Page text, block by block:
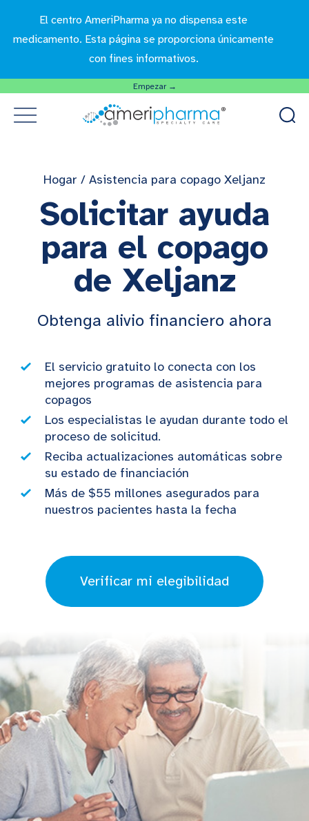
El centro AmeriPharma ya no dispensa este
medicamento. Esta página se proporciona únicamente
con fines informativos.
Empezar →
Hogar / Asistencia para copago Xeljanz
Solicitar ayuda
para el copago
de Xeljanz
Obtenga alivio financiero ahora
El servicio gratuito lo conecta con los
mejores programas de asistencia para
copagos
Los especialistas le ayudan durante todo el
proceso de solicitud.
Reciba actualizaciones automáticas sobre
su estado de financiación
Más de $55 millones asegurados para
nuestros pacientes hasta la fecha
Verificar mi elegibilidad